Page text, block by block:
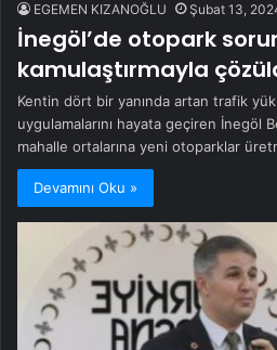
EGEMEN KIZANOĞLU Şubat 13,
İnegöl’de otopark
kamulaştırmayla
Kentin dört bir yanında artan trafik
uygulamalarını hayata geçiren İnegöl
mahalle ortalarına yeni otoparklar
Devamını Oku »